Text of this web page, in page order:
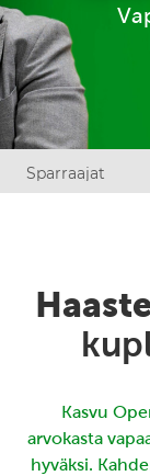
Sparraajat
Kasvu
arvokasta
hyväksi.